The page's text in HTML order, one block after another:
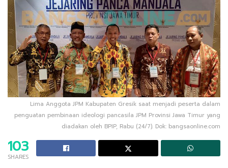
Lima Anggota JPM Kabupaten Gresik saat menjadi peserta dalam
penguatan pembinaan ideologi pancasila JPM Provinsi Jawa Timur yang
diadakan oleh BPIP, Rabu (24/7). Dok: bangsaonline.com
103
SHARES